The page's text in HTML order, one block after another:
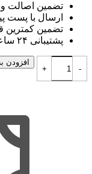
تضمین اصالت و
ارسال با پست
تضمین کمترین
پشتیبانی ۲۴ ساعته
کلاس تصویری نکته
افزودن